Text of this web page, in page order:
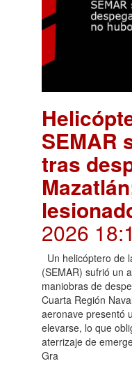
SEMAR
tras
2026
Un helicóptero de
(SEMAR) sufrió un
maniobras de
Cuarta Región
aeronave presentó
elevarse, lo que
aterrizaje de
Gra